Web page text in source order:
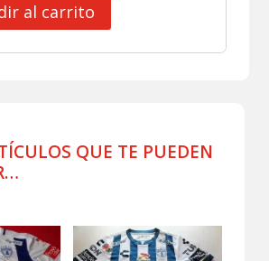
al carrito
QUE TE PUEDEN